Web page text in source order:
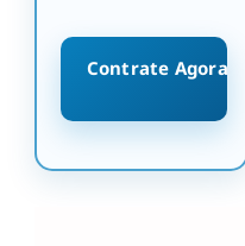
Contrate Agora